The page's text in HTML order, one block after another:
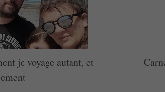
je voyage autant, et